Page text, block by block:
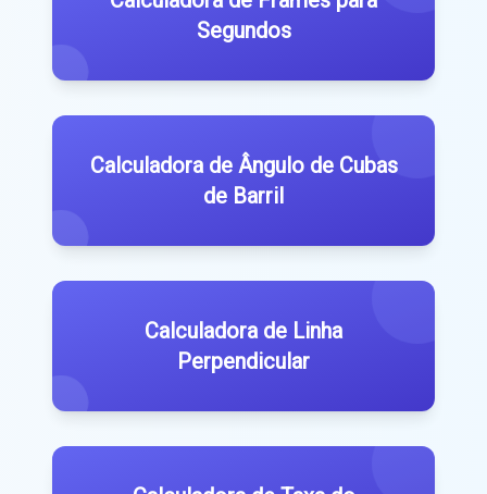
Segundos
Calculadora de Ângulo de Cubas
de Barril
Calculadora de Linha
Perpendicular